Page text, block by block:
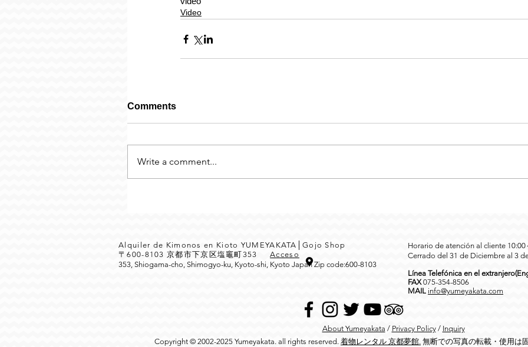
Video
Comments
Write a comment...
Alquiler de Kimonos en Kioto YUMEYAKATA│Gojo Shop
〒600-8103 京都市下京区塩竈町353Acceso
353, Shiogama-cho, Shimogyo-ku, Kyoto-shi, Kyoto Japan Zip code:600-8103
Horario de atención al cliente
Cerrado del 31 de Diciembre al 3
Línea Telefónica en el
FAX075-354-8506
MAIL info@yumeyakata.com
About Yumeyakata / Privacy Policy/ Inquiry
Copyright © 2002-2025 Yumeyakata. all rights reserved. 着物レンタル 京都夢館. 無断での写真の転載・使用は